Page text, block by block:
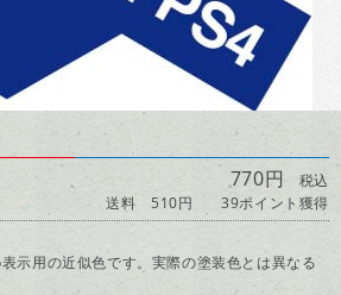
770円 税込
送料 510円
39ポイント獲得
示用の近似色です。実際の塗装色とは異なる